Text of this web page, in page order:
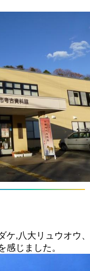
ケ,八大リュウオウ、
感じました。